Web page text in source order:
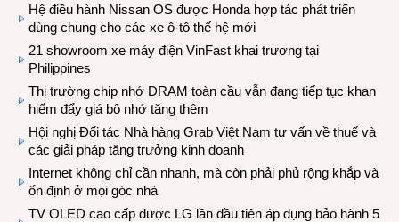
Hệ điều hành Nissan OS được Honda hợp tác phát triển
dùng chung cho các xe ô-tô thế hệ mới
21 showroom xe máy điện VinFast khai trương tại
Philippines
Thị trường chip nhớ DRAM toàn cầu vẫn đang tiếp tục khan
hiếm đẩy giá bộ nhớ tăng thêm
Hội nghị Đối tác Nhà hàng Grab Việt Nam tư vấn về thuế và
các giải pháp tăng trưởng kinh doanh
Internet không chỉ cần nhanh, mà còn phải phủ rộng khắp và
ổn định ở mọi góc nhà
TV OLED cao cấp được LG lần đầu tiên áp dụng bảo hành 5